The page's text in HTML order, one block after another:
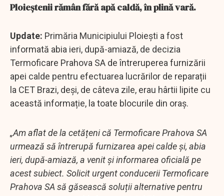
Ploieştenii rămân fără apă caldă, în plină vară.
Update: Primăria Municipiului Ploiești a fost
informată abia ieri, după-amiază, de decizia
Termoficare Prahova SA de întreruperea furnizării
apei calde pentru efectuarea lucrărilor de reparații
la CET Brazi, deși, de câteva zile, erau hârtii lipite cu
această informație, la toate blocurile din oraș.
„Am aflat de la cetățeni că Termoficare Prahova SA
urmează să întrerupă furnizarea apei calde și, abia
ieri, după-amiază, a venit și informarea oficială pe
acest subiect. Solicit urgent conducerii Termoficare
Prahova SA să găsească soluții alternative pentru